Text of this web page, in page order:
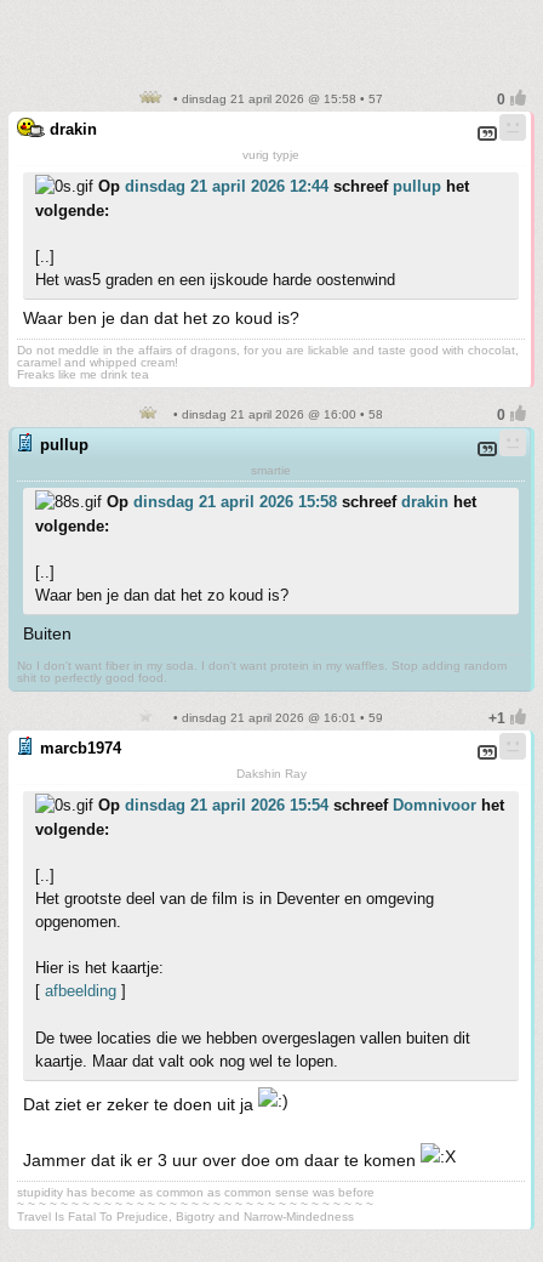
• dinsdag 21 april 2026 @ 15:58 • 57
drakin
vurig typje
Op dinsdag 21 april 2026 12:44schreef pullup het
volgende:
[..]
Het was5 graden en een ijskoude harde oostenwind
Waar ben je dan dat het zo koud is?
Do not meddle in the affairs of dragons, for you are lickable and taste good with chocolat,
caramel and whipped cream!
Freaks like me drink tea
• dinsdag 21 april 2026 @ 16:00 • 58
pullup
smartie
Op dinsdag 21 april 2026 15:58 schreef drakin het
volgende:
[..]
Waar ben je dan dat het zo koud is?
Buiten
No I don't want fiber in my soda. I don't want protein in my waffles. Stop adding random
shit to perfectly good food.
• dinsdag 21 april 2026 @ 16:01 • 59
marcb1974
Dakshin Ray
Op dinsdag 21 april 2026 15:54schreef Domnivoor het
volgende:
[..]
Het grootste deel van de film is in Deventer en omgeving
opgenomen.
Hier is het kaartje:
[ afbeelding ]
De twee locaties die we hebben overgeslagen vallen buiten dit
kaartje. Maar dat valt ook nog wel te lopen.
Dat ziet er zeker te doen uit ja
Jammer dat ik er 3 uur over doe om daar te komen
stupidity has become as common as common sense was before
~ ~ ~ ~ ~ ~ ~ ~ ~ ~ ~ ~ ~ ~ ~ ~ ~ ~ ~ ~ ~ ~ ~ ~ ~ ~ ~ ~ ~ ~ ~ ~ ~
Travel Is Fatal To Prejudice, Bigotry and Narrow-Mindedness